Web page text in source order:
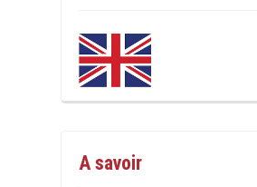
A savoir